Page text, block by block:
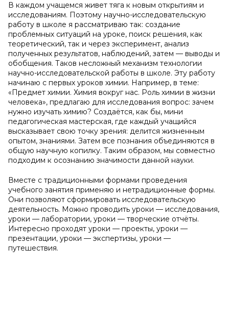
В каждом учащемся живет тяга к новым открытиям и
исследованиям. Поэтому научно-исследовательскую
работу в школе я рассматриваю так: создание
проблемных ситуаций на уроке, поиск решения, как
теоретический, так и через эксперимент, анализ
полученных результатов, наблюдений, затем — выводы и
обобщения. Таков несложный механизм технологии
научно-исследовательской работы в школе. Эту работу
начинаю с первых уроков химии. Например, в теме:
«Предмет химии. Химия вокруг нас. Роль химии в жизни
человека», предлагаю для исследования вопрос: зачем
нужно изучать химию? Создаётся, как бы, мини
педагогическая мастерская, где каждый учащийся
высказывает свою точку зрения: делится жизненным
опытом, знаниями. Затем все познания объединяются в
общую научную копилку. Таким образом, мы совместно
подходим к осознанию значимости данной науки.
Вместе с традиционными формами проведения
учебного занятия применяю и нетрадиционные формы.
Они позволяют сформировать исследовательскую
деятельность. Можно проводить уроки — исследования,
уроки — лаборатории, уроки — творческие отчёты.
Интересно проходят уроки — проекты, уроки —
презентации, уроки — экспертизы, уроки —
путешествия.